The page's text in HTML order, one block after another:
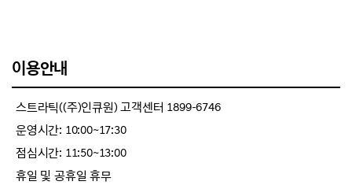
이용안내
스트라틱((주)인큐원) 고객센터 1899-6746
운영시간: 10:00~17:30
점심시간: 11:50~13:00
휴일 및 공휴일 휴무